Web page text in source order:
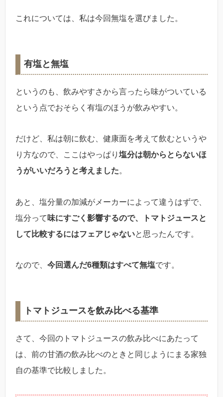
これについては、私は今回無塩を選びました。
有塩と無塩
というのも、飲みやすさから言ったら味がついている
という点でおそらく有塩のほうが飲みやすい。
だけど、私は朝に飲む、健康面を考えて飲むというや
り方なので、ここはやっぱり 塩分は朝からとらないほ
うがいいだろうと考えました。
あと、塩分量の加減がメーカーによって違うはずで、
塩分って 味にすごく影響するので、トマトジュースと
して比較するにはフェアじゃないと思ったんです。
なので、 今回選んだ6種類はすべて無塩です。
トマトジュースを飲み比べる基準
さて、今回のトマトジュースの飲み比べにあたって
は、前の甘酒の飲み比べのときと同じようにまる家独
自の基準で比較しました。